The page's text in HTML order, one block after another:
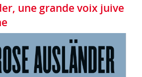
une grande voix juive